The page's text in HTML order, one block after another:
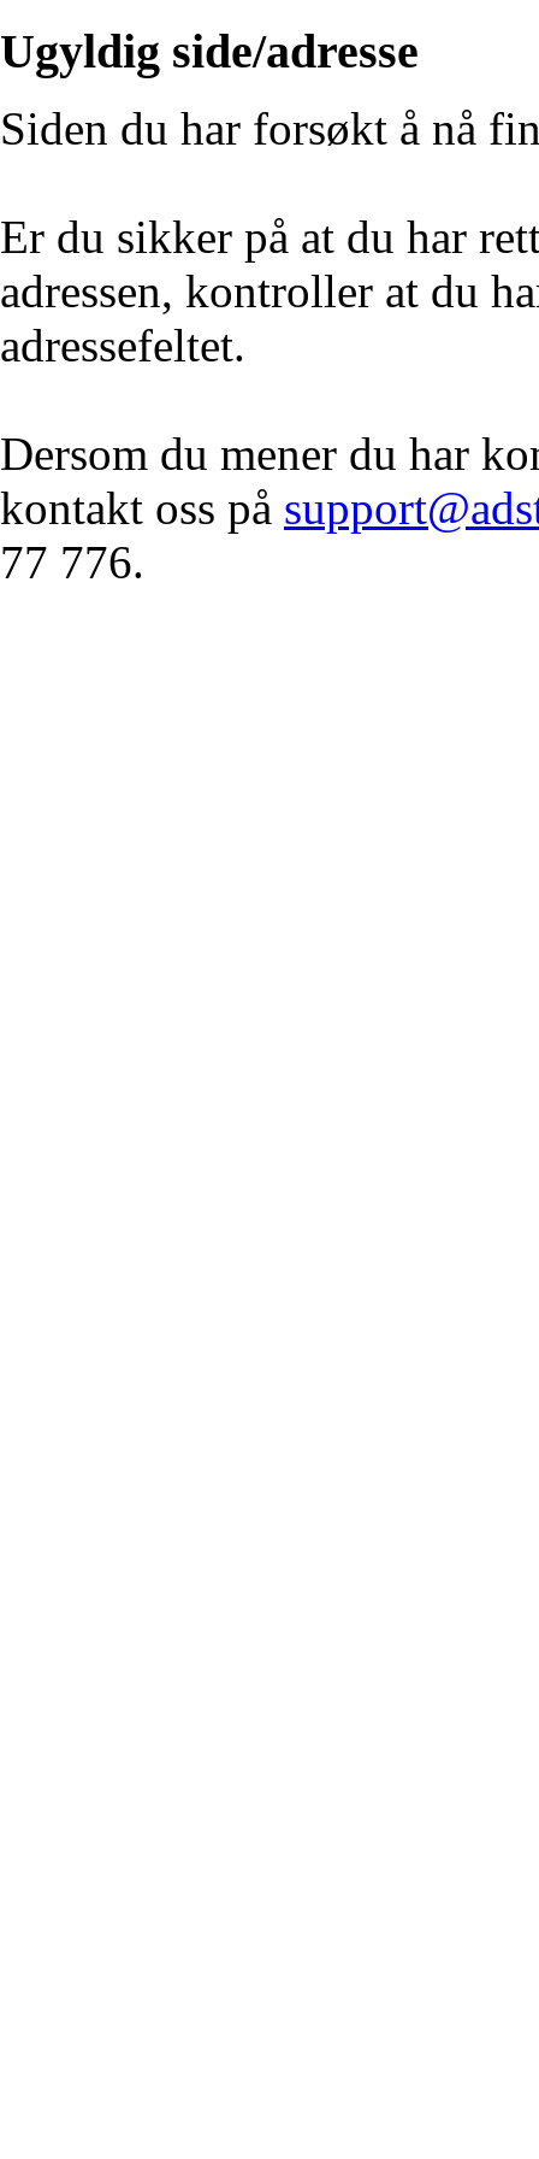
Ugyldig side/adresse
Siden du har forsøkt å nå
Er du sikker på at du har
adressen, kontroller at du
adressefeltet.
Dersom du mener du har
kontakt oss på
77 776.